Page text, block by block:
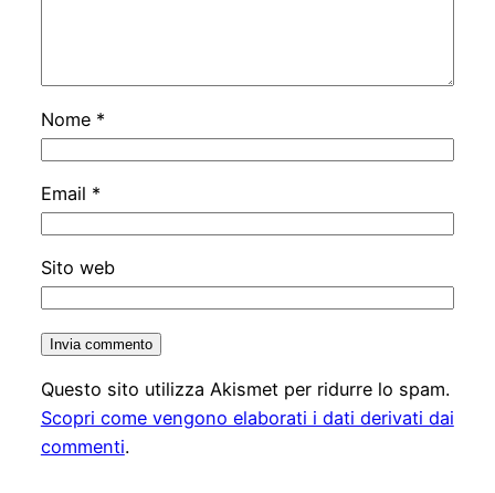
Nome *
Email *
Sito web
Questo sito utilizza Akismet per ridurre lo spam.
Scopri come vengono elaborati i dati derivati dai
commenti.